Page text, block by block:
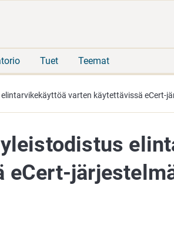
Tuet Teemat
varten käytettävissä eCert-
eCert-